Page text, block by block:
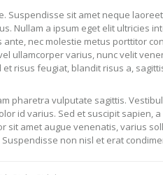
Suspendisse sit amet neque
Nullam a ipsum eget elit ultricies
nec molestie metus porttitor
ullamcorper varius, nunc velit
risus feugiat, blandit risus a,
pharetra vulputate sagittis.
id varius. Sed et suscipit sapien,
sit amet augue venenatis, varius
non nisl et erat